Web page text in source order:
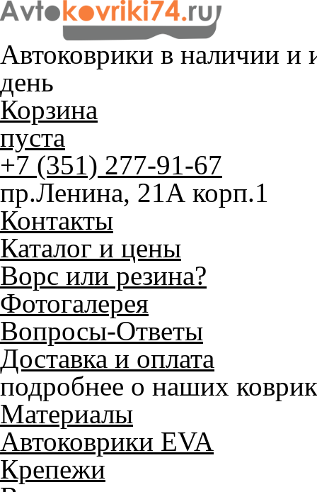
Автоковрики в наличии и
день
Корзина
пуста
+7 (351) 277-91-67
пр.Ленина, 21А корп.1
Контакты
Каталог и цены
Ворс или резина?
Фотогалерея
Вопросы-Ответы
Доставка и оплата
подробнее о наших
Материалы
Автоковрики EVA
Крепежи